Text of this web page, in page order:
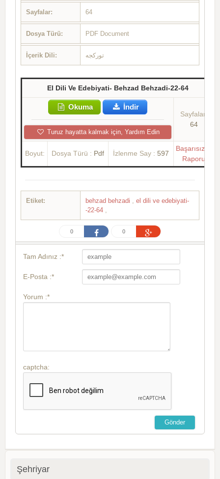
Sayfalar: 64
Dosya Türü: PDF Document
İçerik Dili: تورکجه
El Dili Ve Edebiyati- Behzad Behzadi-22-64
Okuma İndir
Turuz hayatta kalmak için, Yardım Edin
Sayfalar:
64
Boyut: Dosya Türü : Pdf İzlenme Say : 597
Başarısızlık
Raporu
Etiket: behzad behzadi
el dili ve edebiyati-
-22-64
0 0
Tam Adınız :*
E-Posta :*
Yorum :*
captcha:
Şehriyar